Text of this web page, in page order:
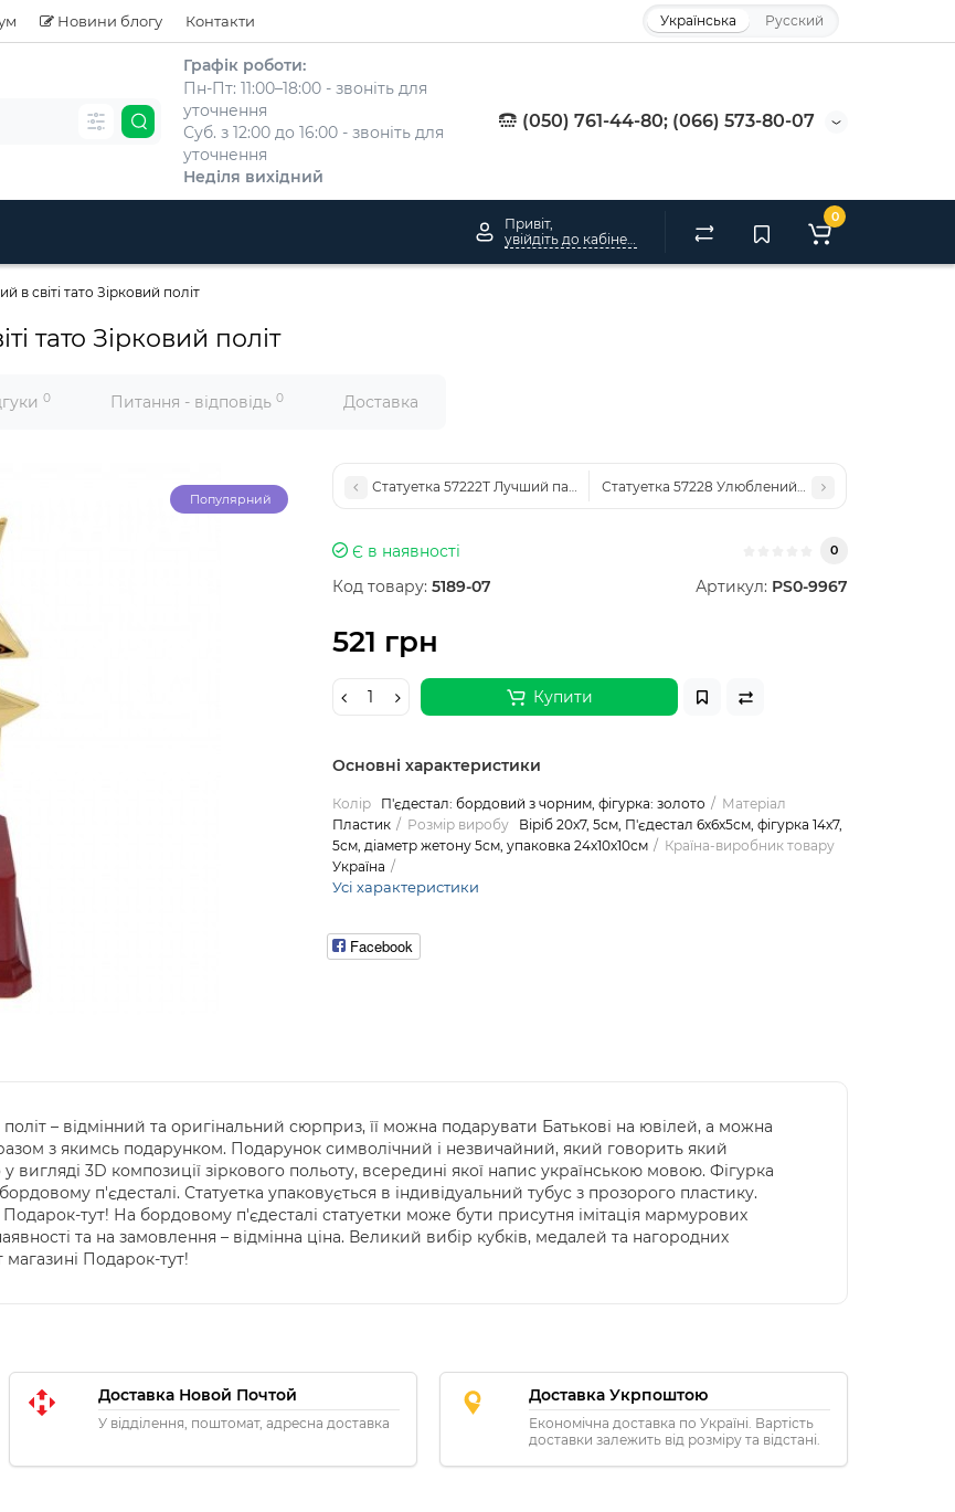
Новини блогу Контакти Українська Русский
Графік роботи:
Пн-Пт: 11:00–18:00 - звоніть для
уточнення
Суб. з 12:00 до 16:00 - звоніть для
уточнення
Неділя вихідний
(050) 761-44-80; (066) 573-80-07
Привіт,
0
в світі тато Зірковий політ
тато Зірковий політ
0 Питання - відповідь 0 Доставка
Популярний
Статуетка 57222Т Лучший папа-Лучший дедушка Вінок з кристалом
Статуетка 57228 Улюблений Батько Золота Зірка
Є в наявності 0
Код товару: 5189-07 Артикул: PS0-9967
521 грн
Купити
Основні характеристики
Колір П'єдестал: бордовий з чорним, фігурка: золото
Матеріал
Пластик
Розмір виробу
Віріб 20х7, 5см, П'єдестал 6х6х5см, фігурка 14х7,
5см, діаметр жетону 5см, упаковка 24х10х10см
Країна-виробник товару
Україна
Усі характеристики
Facebook
– відмінний та оригінальний сюрприз, її можна подарувати Батькові на ювілей, а можна
з якимсь подарунком. Подарунок символічний і незвичайний, який говорить який
вигляді 3D композиції зіркового польоту, всередині якої напис українською мовою. Фігурка
п'єдесталі. Статуетка упаковується в індивідуальний тубус з прозорого пластику.
тут! На бордовому п'єдесталі статуетки може бути присутня імітація мармурових
та на замовлення – відмінна ціна. Великий вибір кубків, медалей та нагородних
магазині Подарок-тут!
Доставка Новой Почтой
У відділення, поштомат, адресна доставка
Доставка Укрпоштою
Економічна доставка по Україні. Вартість
доставки залежить від розміру та відстані.